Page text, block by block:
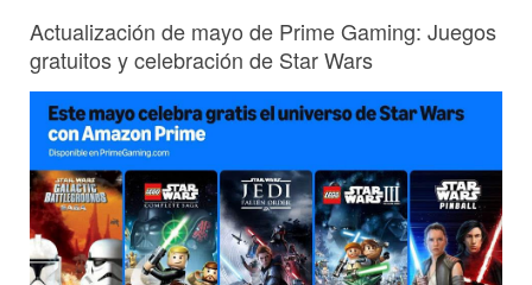
Actualización de mayo de Prime Gaming: Juegos
gratuitos y celebración de Star Wars